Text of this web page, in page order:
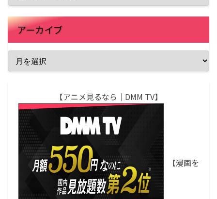
アーカイブ
【アニメ見るなら｜DMM TV】
【漫画を